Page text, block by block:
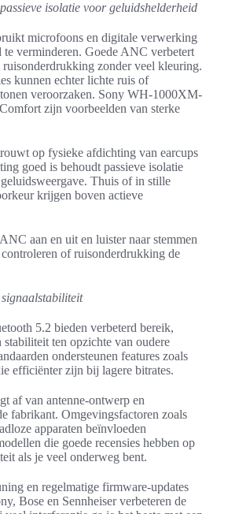
isolatie voor geluidshelderheid
microfoons en digitale verwerking
verminderen. Goede ANC verbetert
ruisonderdrukking zonder veel kleuring.
kunnen echter lichte ruis of
veroorzaken. Sony WH-1000XM-
zijn voorbeelden van sterke
op fysieke afdichting van earcups
goed is behoudt passieve isolatie
Thuis of in stille
krijgen boven actieve
aan en uit en luister naar stemmen
of ruisonderdrukking de
5.2 bieden verbeterd bereik,
ten opzichte van oudere
ondersteunen features zoals
efficiënter zijn bij lagere bitrates.
af van antenne-ontwerp en
fabrikant. Omgevingsfactoren zoals
apparaten beïnvloeden
die goede recensies hebben op
als je veel onderweg bent.
en regelmatige firmware-updates
Bose en Sennheiser verbeteren de